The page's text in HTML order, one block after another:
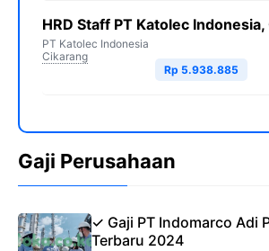
HRD Staff PT Katolec
PT Katolec Indonesia
Cikarang
Rp 5.938.885
Gaji Perusahaan
✓ Gaji PT Indomarco Adi
Terbaru 2024